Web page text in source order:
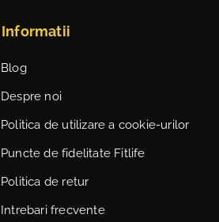
Informatii
Blog
Despre noi
Politica de utilizare a cookie-urilor
Puncte de fidelitate Fitlife
Politica de retur
Intrebari frecvente